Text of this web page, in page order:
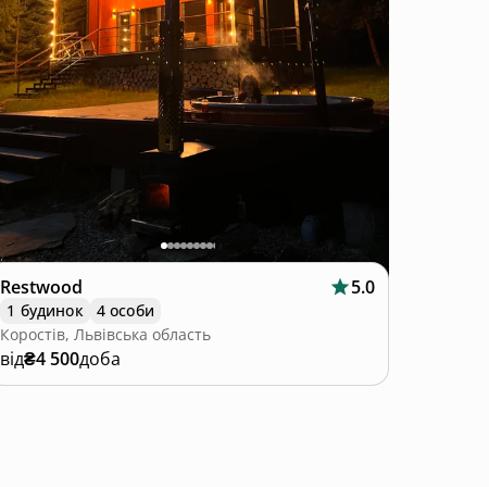
Restwood 5.0
1 будинок
4 особи
Коростів, Львівська область
від₴4 500доба